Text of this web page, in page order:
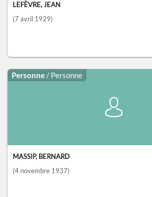
LEFÈVRE, JEAN
(7 avril 1929)
Personne / Personne
MASSIP, BERNARD
(4 novembre 1937)